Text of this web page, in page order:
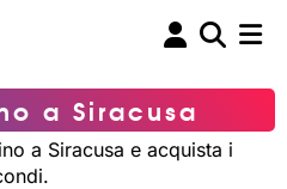
a Siracusa
a Siracusa e acquista i